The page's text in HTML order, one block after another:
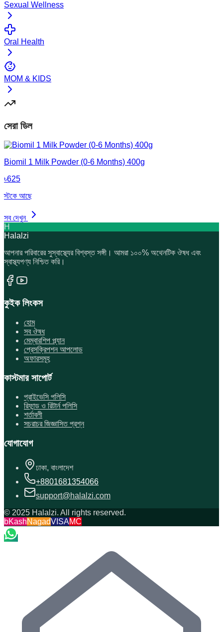
Sexual Wellness
Oral Health
MOM & KIDS
সেরা ডিল
Biomil 1 Milk Powder (0-6 Months) 400g
৳625
স্টকে আছে
সব দেখুন
H
Halalzi
আপনার পরিবারের সুস্বাস্থ্যের বিশ্বস্ত সঙ্গী। আমরা ১০০% অথেনটিক ঔষধ এবং
স্বাস্থ্যপণ্য নিশ্চিত করি।
কুইক লিংকস
হোম
সব ঔষধ
মেম্বারশিপ প্ল্যান
প্রেসক্রিপশন আপলোড
অফারসমূহ
কাস্টমার সাপোর্ট
প্রাইভেসি পলিসি
রিফান্ড ও রিটার্ন পলিসি
শর্তাবলী
সচরাচর জিজ্ঞাসিত প্রশ্ন
যোগাযোগ
ঢাকা, বাংলাদেশ
+8801681354066
support@halalzi.com
© 2025 Halalzi. All rights reserved.
bKashNagadVISAMC